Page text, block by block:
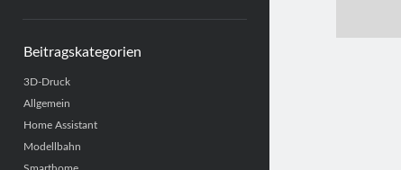
Beitragskategorien
3D-Druck
Allgemein
Home Assistant
Modellbahn